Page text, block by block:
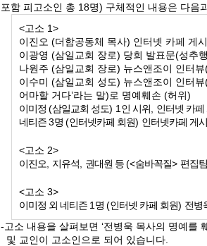
포함 피고소인 총 18명) 구체적인 내용은 다음
<고소 1>
이진오 (더함공동체 목사) 인터넷 카페 게
이광영 (삼일교회 장로) 당회 발표문(성추
나원주 (삼일교회 장로) 뉴스앤조이 인터뷰
이수미 (삼일교회 성도) 뉴스앤조이 인터뷰
어마할 거다’라는 말)로 명예훼손 (허위)
이미정 (삼일교회 성도) 1 인 시위
인터넷 카
네티즌3명 (인터넷카페 회원) 인터넷카페 게
<고소 2>
이진오
지유석 권대원 등(<숨바꼭질> 편집팀
<고소 3>
이미정 외 네티즌 1 명 (인터넷 카페 회원) 전병
-고소 내용을 살펴보면 ‘전병욱 목사의 명예를
및 교인이 고소인으로 되어 있습니다